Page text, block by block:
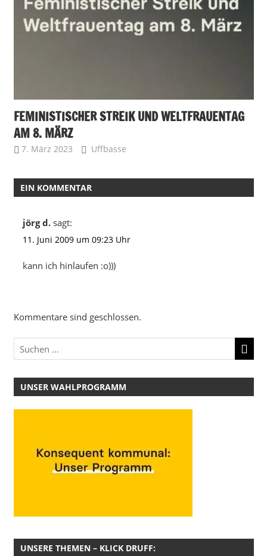
FEMINISTISCHER STREIK UND WELTFRAUENTAG
AM 8. MÄRZ
7. März 2023 Uffbasse
EIN KOMMENTAR
jörg d. sagt:
11. Juni 2009 um 09:23 Uhr
kann ich hinlaufen :o)))
Kommentare sind geschlossen.
UNSER WAHLPROGRAMM
UNSERE THEMEN – KLICK DRUFF: